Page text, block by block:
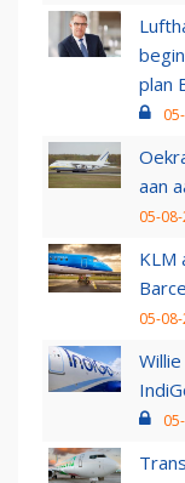
plan
aan
05-
KLM
05-